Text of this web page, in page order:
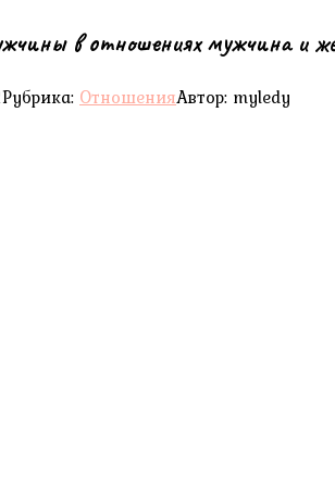
в отношениях мужчина и
Рубрика: ОтношенияАвтор: myledy